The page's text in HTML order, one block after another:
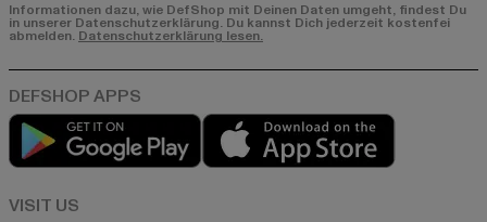
Informationen dazu, wie DefShop mit Deinen Daten umgeht, findest Du
in unserer Datenschutzerklärung. Du kannst Dich jederzeit kostenfei
abmelden. Datenschutzerklärung lesen.
Play market